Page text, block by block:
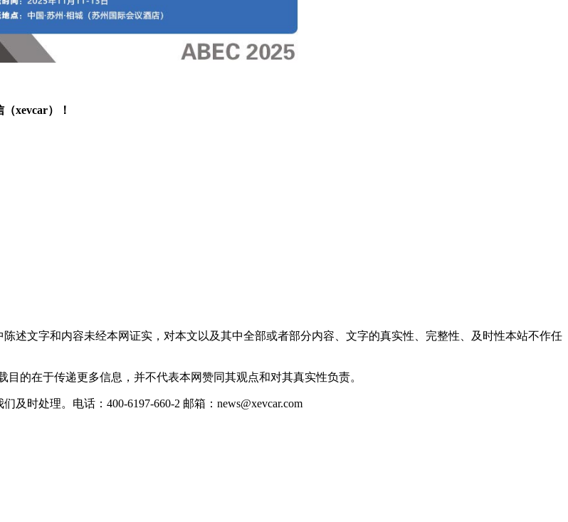
xevcar）！
述文字和内容未经本网证实，对本文以及其中全部或者部分内容、文字的真实性、完整性、及时性本站不作任
的在于传递更多信息，并不代表本网赞同其观点和对其真实性负责。
时处理。电话：400-6197-660-2 邮箱：news@xevcar.com